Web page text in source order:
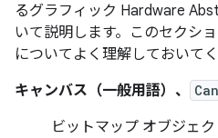
るグラフィック Hardware
いて説明します。このセクシ
についてよく理解しておいてく
キャンバス（一般用語）、
ビットマップ オブジェ